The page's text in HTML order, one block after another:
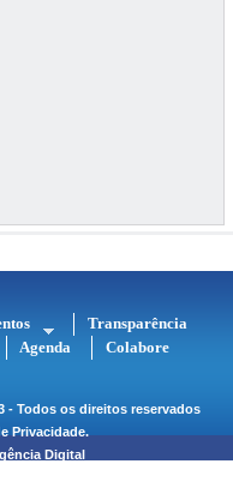
Transparência
Agenda
Colabore
- Todos os direitos reservados
Privacidade.
Digital